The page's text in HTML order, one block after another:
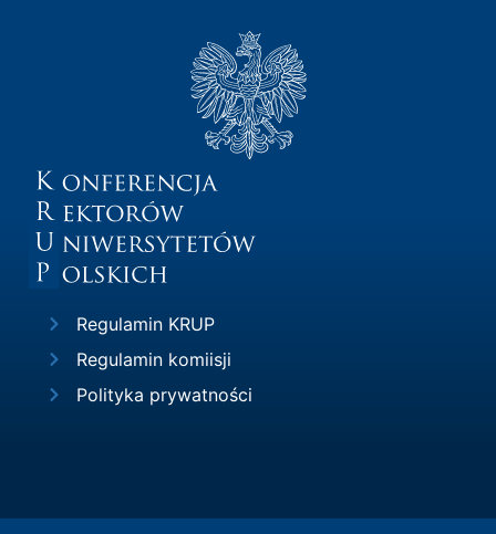
Regulamin KRUP
Regulamin komiisji
Polityka prywatności